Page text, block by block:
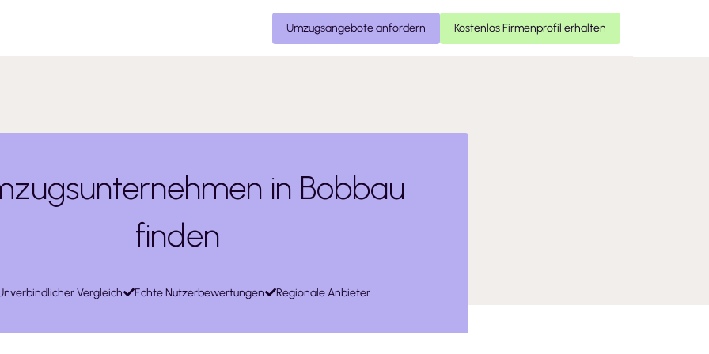
Umzugsangebote anfordern Kostenlos Firmenprofil erhalten
in Bobbau
finden
Vergleich Echte Nutzerbewertungen Regionale Anbieter